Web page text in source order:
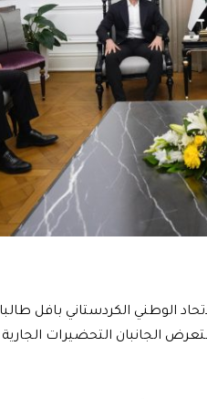
الكردستاني بافل
الجانبان التحضيرات الجارية